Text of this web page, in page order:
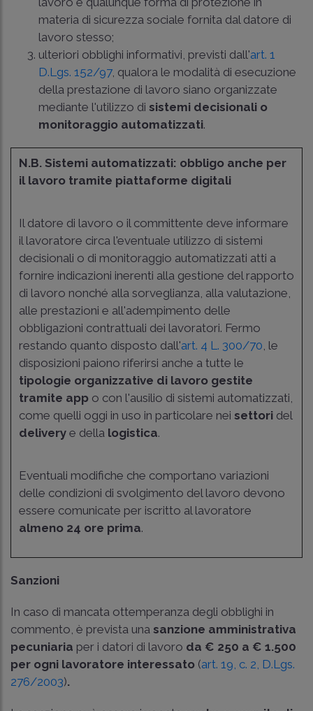
materia di sicurezza sociale fornita dal datore di
lavoro stesso;
ulteriori obblighi informativi, previsti dall'art. 1
D.Lgs. 152/97, qualora le modalità di esecuzione
della prestazione di lavoro siano organizzate
mediante l'utilizzo di sistemi decisionali o
monitoraggio automatizzati.
N.B. Sistemi automatizzati: obbligo anche per
il lavoro tramite piattaforme digitali
Il datore di lavoro o il committente deve informare
il lavoratore circa l'eventuale utilizzo di sistemi
decisionali o di monitoraggio automatizzati atti a
fornire indicazioni inerenti alla gestione del rapporto
di lavoro nonché alla sorveglianza, alla valutazione,
alle prestazioni e all'adempimento delle
obbligazioni contrattuali dei lavoratori. Fermo
restando quanto disposto dall'art. 4 L. 300/70 , le
disposizioni paiono riferirsi anche a tutte le
tipologie organizzative di lavoro gestite
tramite app o con l'ausilio di sistemi automatizzati,
come quelli oggi in uso in particolare nei settori del
delivery e della logistica.
Eventuali modifiche che comportano variazioni
delle condizioni di svolgimento del lavoro devono
essere comunicate per iscritto al lavoratore
almeno 24 ore prima.
Sanzioni
In caso di mancata ottemperanza degli obblighi in
commento, è prevista una sanzione amministrativa
pecuniaria per i datori di lavoro da € 250 a € 1.500
per ogni lavoratore interessato (art. 19, c. 2, D.Lgs.
276/2003).